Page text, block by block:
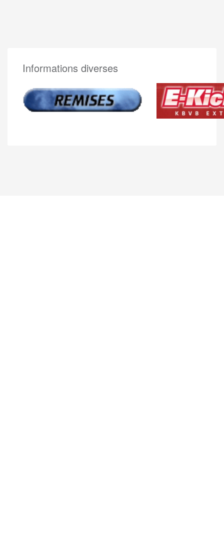
Informations diverses